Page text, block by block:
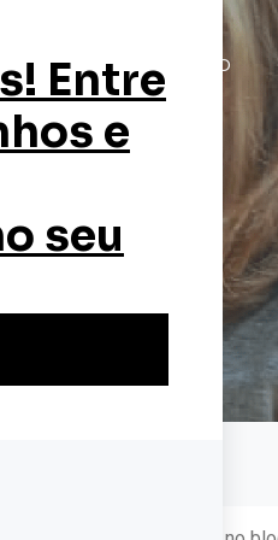
Blog Contato